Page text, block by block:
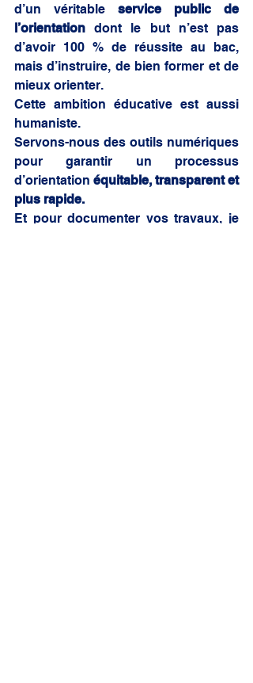
d’un véritable service public de
l’orientation dont le but n’est pas
d’avoir 100 % de réussite au bac,
mais d’instruire, de bien former et de
mieux orienter.
Cette ambition éducative est aussi
humaniste.
Servons-nous des outils numériques
pour garantir un processus
d’orientation équitable, transparent et
plus rapide.
Et pour documenter vos travaux, je